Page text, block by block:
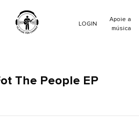
LOGIN
Apoie a
música
The People EP